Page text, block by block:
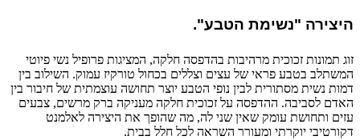
היצירה "נשימת הטבע".
זוג תמונות זכוכית מרהיבות בהדפסה חלקה, המציגות פרופיל נשי פיוטי
המשתלב בטבע פראי של עצים וצללים בכחול טורקיז עמוק. השילוב בין
דמות נשית מסתורית לבין נופי הטבע יוצר תחושה עוצמתית של חיבור בין
האדם לסביבה. ההדפסה על זכוכית חלקה מעניקה ברק מרשים, צבעים
עזים ותחושת עומק שאין שני לה, מה שהופך את היצירה לאלמנט
דקורטיבי יוקרתי ומעורר השראה לכל חלל בבית.